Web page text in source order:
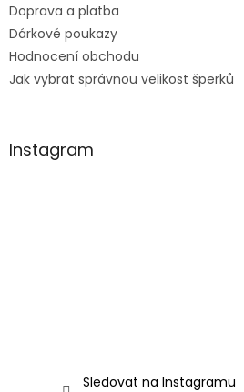
Doprava a platba
Dárkové poukazy
Hodnocení obchodu
Jak vybrat správnou velikost šperků
Instagram
Sledovat na Instagramu